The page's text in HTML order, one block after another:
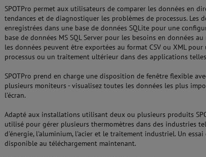
SPOTPro permet aux utilisateurs de comparer les données en
tendances et de diagnostiquer les problèmes de processus. Les
enregistrées dans une base de données SQLite pour une
base de données MS SQL Server pour les besoins en données
les données peuvent être exportées au format CSV ou XML
processus ou un traitement ultérieur dans des applications
SPOTPro prend en charge une disposition de fenêtre flexible
plusieurs moniteurs - visualisez toutes les données les plus
l’écran.
Adapté aux installations utilisant deux ou plusieurs produits
utilisé pour gérer plusieurs thermomètres dans des industries
d'énergie, l'aluminium, l'acier et le traitement industriel. Un
disponible au téléchargement maintenant.